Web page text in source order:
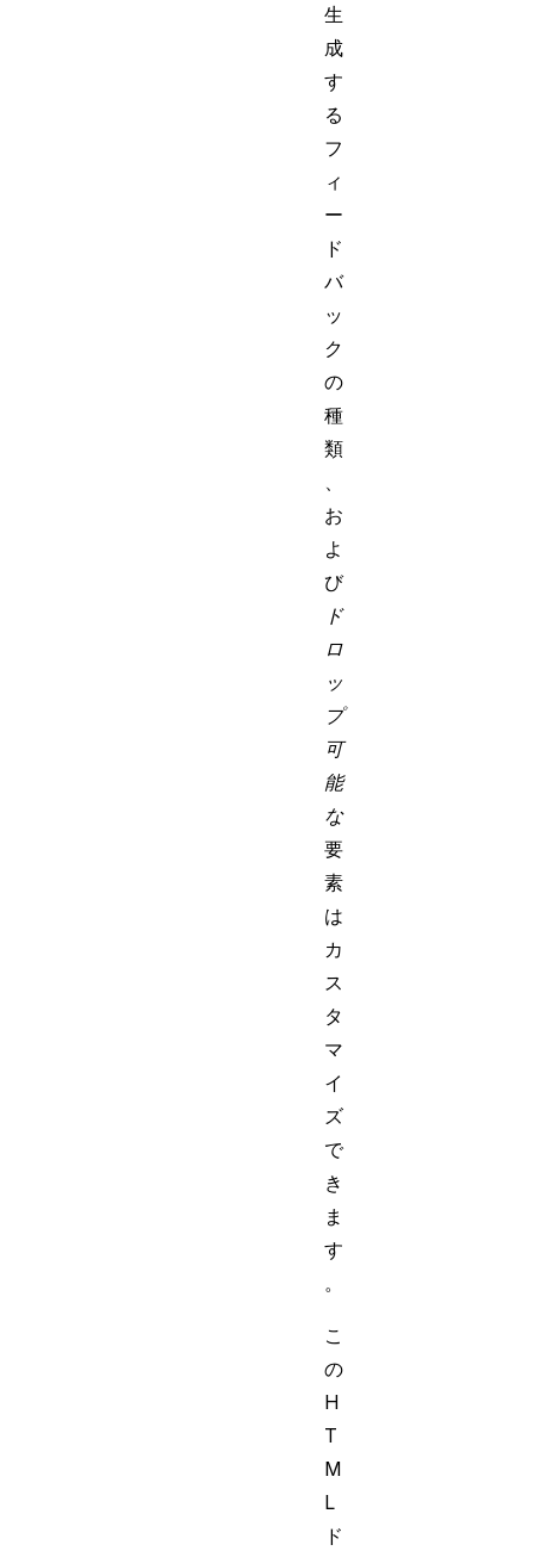
生
成
す
る
フ
ィ
ー
ド
バ
ッ
ク
の
種
類
お
よ
び
ド
ロ
ッ
プ
可
能
な
要
素
は
カ
ス
タ
マ
イ
ズ
で
き
ま
す
。
こ
の
H
T
M
L
ド